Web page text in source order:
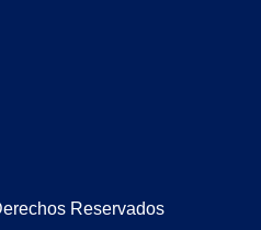
Reservados